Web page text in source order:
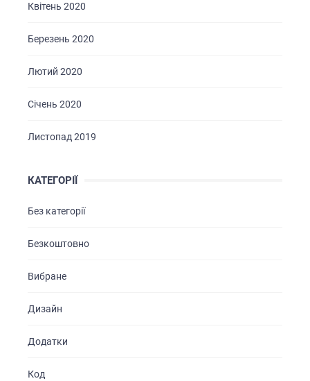
Квітень 2020
Березень 2020
Лютий 2020
Січень 2020
Листопад 2019
КАТЕГОРІЇ
Без категорії
Безкоштовно
Вибране
Дизайн
Додатки
Код